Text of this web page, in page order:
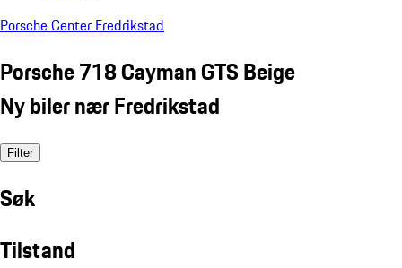
Porsche Center Fredrikstad
Porsche 718 Cayman GTS Beige
Ny biler nær Fredrikstad
Filter
Søk
Tilstand